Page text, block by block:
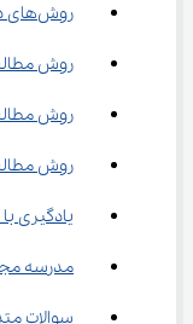
روش‌های درست مطالعه فارسی دهم
روش
روش
روش
یادگیری
مدرسه
سوالات